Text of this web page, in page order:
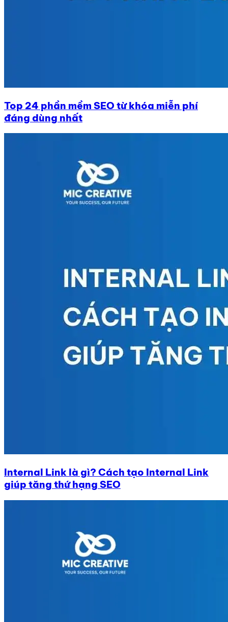
Top 24 phần mềm SEO từ khóa miễn phí
đáng dùng nhất
Internal Link là gì? Cách tạo Internal Link
giúp tăng thứ hạng SEO